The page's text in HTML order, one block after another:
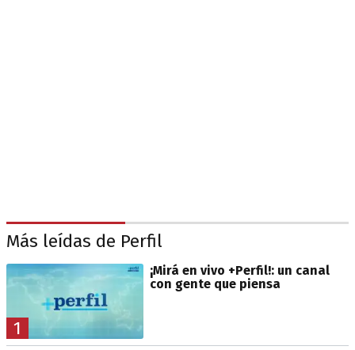
Más leídas de Perfil
1
¡Mirá en vivo +Perfil!: un canal
con gente que piensa